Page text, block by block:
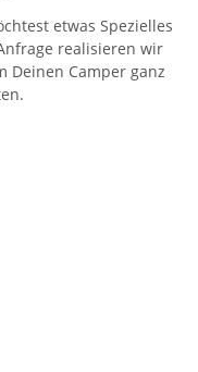
etwas Spezielles
realisieren wir
Deinen Camper ganz